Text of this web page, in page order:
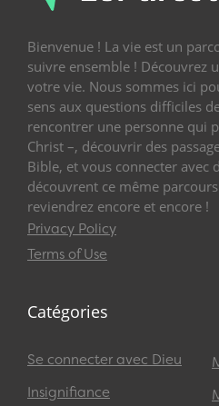
Bienvenue ! La vie est un
suivre ensemble ! Découvrez
votre vie. Nous sommes ici
sens aux questions difficiles
rencontrer une personne qui
Christ –, découvrir des
Bible, et vous connecter avec
découvrent ce même
reviendrez encore et encore !
Privacy Policy
Terms of Use
Catégories
Se connecter avec Dieu
Insignifiance